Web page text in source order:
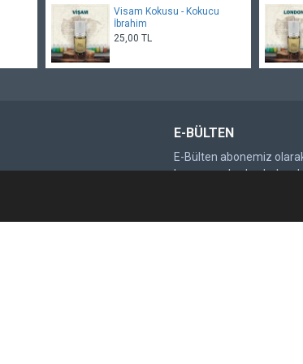
Visam Kokusu - Kokucu
İbrahim
25,00 TL
E-BÜLTEN
E-Bülten abonemiz
kampanyalardan